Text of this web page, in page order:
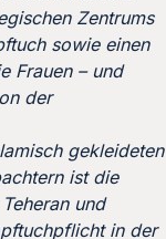
Zentrums
sowie einen
Frauen – und
der
gekleideten
ist die
und
in der